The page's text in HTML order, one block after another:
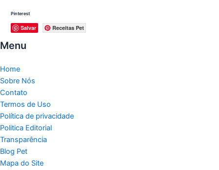
Pinterest
Salvar Receitas Pet
Menu
Home
Sobre Nós
Contato
Termos de Uso
Política de privacidade
Politica Editorial
Transparência
Blog Pet
Mapa do Site